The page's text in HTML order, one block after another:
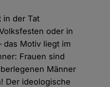
in der Tat
oder in
das Motiv liegt im
Frauen sind
Männer
Der ideologische